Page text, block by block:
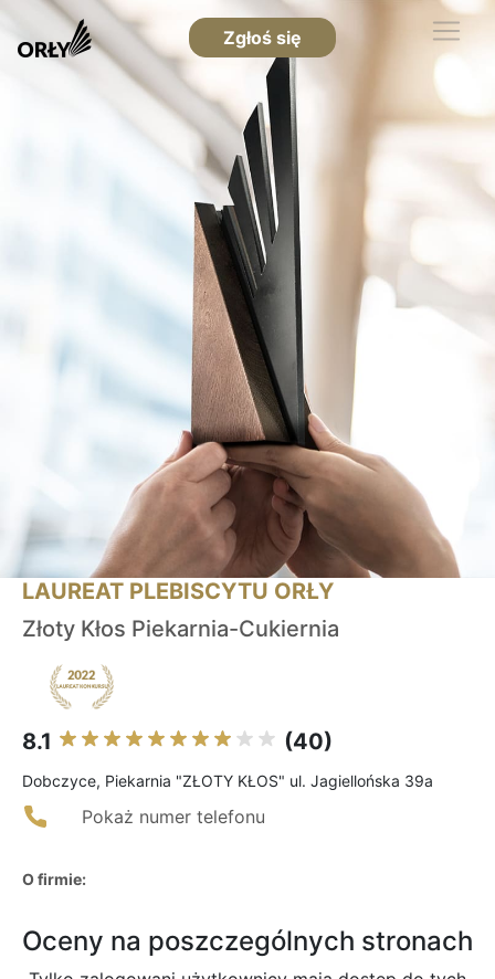
Zgłoś się
LAUREAT PLEBISCYTU ORŁY
Złoty Kłos Piekarnia-Cukiernia
8.1 (40)
Dobczyce, Piekarnia "ZŁOTY KŁOS" ul. Jagiellońska 39a
Pokaż numer telefonu
O firmie:
Oceny na poszczególnych stronach